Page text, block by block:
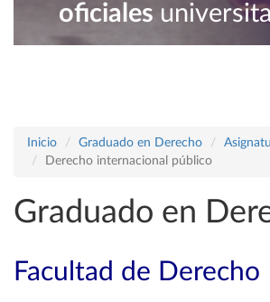
oficiales
Inicio Graduado en Derecho
Derecho internacional público
Graduado en
Facultad de Derecho